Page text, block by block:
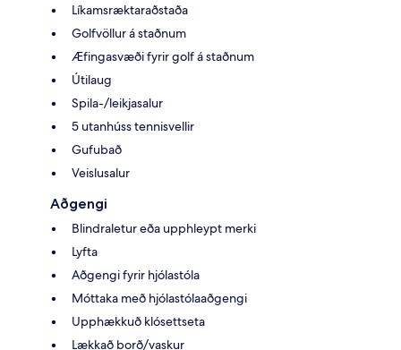
Líkamsræktaraðstaða
Golfvöllur á staðnum
Æfingasvæði fyrir golf á staðnum
Útilaug
Spila-/leikjasalur
5 utanhúss tennisvellir
Gufubað
Veislusalur
Aðgengi
Blindraletur eða upphleypt merki
Lyfta
Aðgengi fyrir hjólastóla
Móttaka með hjólastólaaðgengi
Upphækkuð klósettseta
Lækkað borð/vaskur